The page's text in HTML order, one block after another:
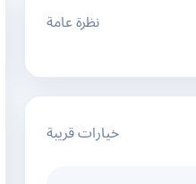
نظرة عامة
خيارات قريبة